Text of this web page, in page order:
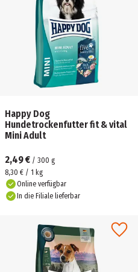
Happy Dog
Hundetrockenfutter fit & vital
Mini Adult
2,49 € / 300 g
8,30 € / 1 kg
Online verfügbar
In die Filiale lieferbar